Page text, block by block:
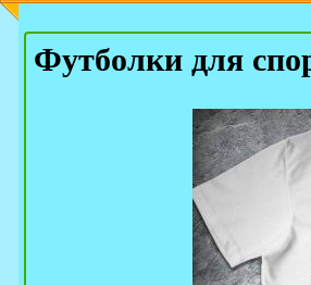
Футболки для